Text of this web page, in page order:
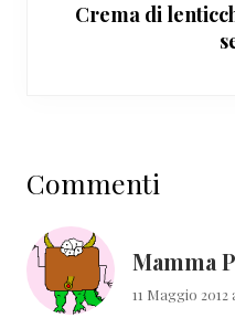
Crema di
del
lettore
Commenti
Mamma
11 Maggio 2012